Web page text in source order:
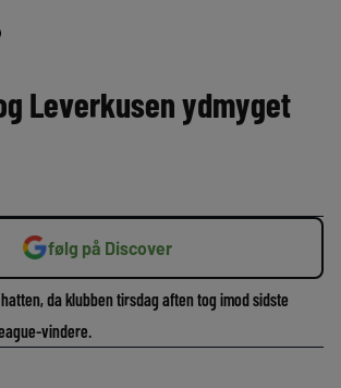
Leverkusen ydmyget
følg på Discover
da klubben tirsdag aften tog imod sidste
vindere.